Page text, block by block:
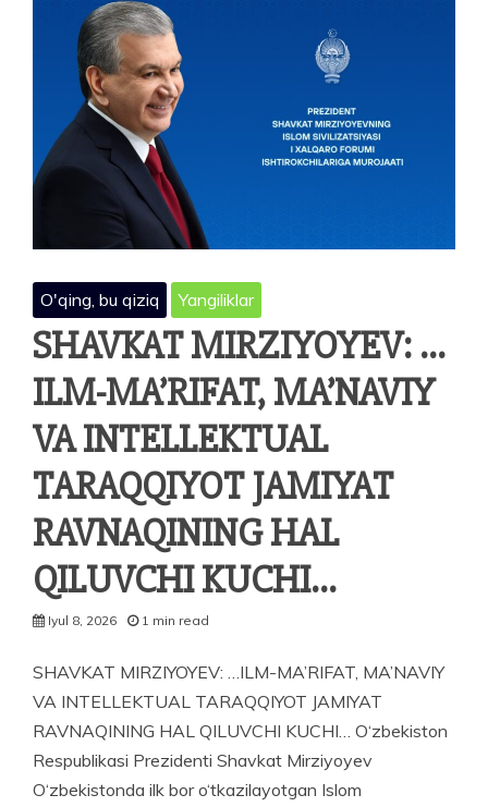
ANIQLANDI
O'qing, bu qiziq Yangiliklar
SHAVKAT MIRZIYOYEV: …
ILM-MA’RIFAT, MA’NAVIY
VA INTELLEKTUAL
TARAQQIYOT JAMIYAT
RAVNAQINING HAL
QILUVCHI KUCHI…
Iyul 8, 2026 1 min read
SHAVKAT MIRZIYOYEV: …ILM-MA’RIFAT, MA’NAVIY
VA INTELLEKTUAL TARAQQIYOT JAMIYAT
RAVNAQINING HAL QILUVCHI KUCHI… O‘zbekiston
Respublikasi Prezidenti Shavkat Mirziyoyev
O‘zbekistonda ilk bor o‘tkazilayotgan Islom